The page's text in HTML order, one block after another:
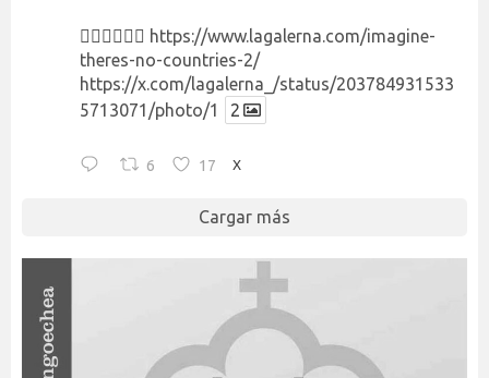
👉🏻👉🏻👉🏻 https://www.lagalerna.com/imagine-
theres-no-countries-2/
https://x.com/lagalerna_/status/203784931533
5713071/photo/1
2
6 17 X
Cargar más